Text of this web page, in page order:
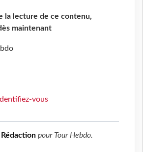
la lecture de ce contenu,
maintenant
Identifiez-vous
Rédaction pour Tour Hebdo.